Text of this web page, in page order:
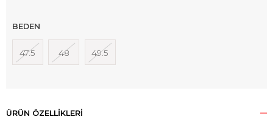
BEDEN
47.5 48 49.5
ÜRÜN ÖZELLIKLERI